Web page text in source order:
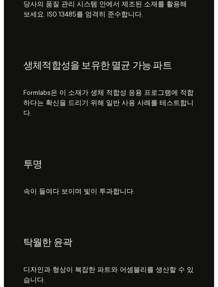
당사의 품질 관리 시스템 안에서 제조된 소재를 활용해
보세요. ISO 13485를 엄격히 준수합니다.
생체적합성을 보유한 멸균 가능 파트
Formlabs은 이 소재가 생체 적합성 응용 프로그램에 적합
하다는 확신을 드리기 위해 일반 사용 사례를 테스트합니
다.
투명
속이 들여다 보이며 빛이 투과합니다.
탁월한 윤곽
디자인과 형상이 복잡한 파트와 어셈블리를 생산할 수 있
습니다.